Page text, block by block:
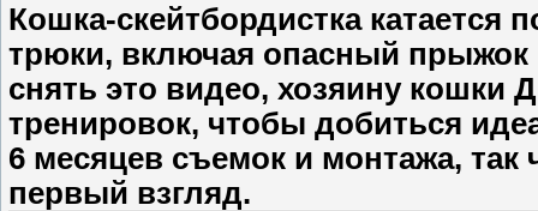
Кошка-скейтбордистка
трюки, включая опасный прыжок
снять это видео, хозяину кошки
тренировок, чтобы добиться
6 месяцев съемок и монтажа, так
первый взгляд.